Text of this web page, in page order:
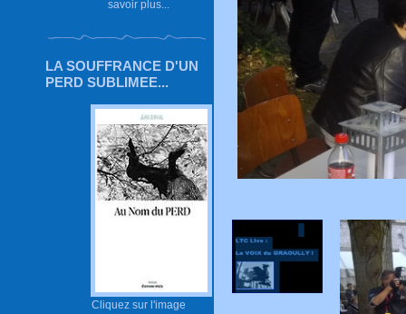
savoir plus...
LA SOUFFRANCE D'UN
PERD SUBLIMEE...
Cliquez sur l'image